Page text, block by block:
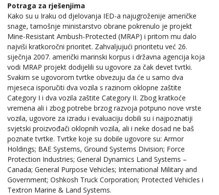
Potraga za rješenjima
Kako su u Iraku od djelovanja IED-a najugroženije američke
snage, tamošnje ministarstvo obrane pokrenulo je projekt
Mine-Resistant Ambush-Protected (MRAP) i pritom mu dalo
najviši kratkoročni prioritet. Zahvaljujući prioritetu već 26.
siječnja 2007. američki marinski korpus i državna agencija koja
vodi MRAP projekt dodijelili su ugovore za čak devet tvrtki.
Svakim se ugovorom tvrtke obvezuju da će u samo dva
mjeseca isporučiti dva vozila s razinom oklopne zaštite
Category I i dva vozila zaštite Category II. Zbog kratkoće
vremena ali i zbog potrebe brzog razvoja potpuno nove vrste
vozila, ugovore za izradu i evaluaciju dobili su i najpoznatiji
svjetski proizvođači oklopnih vozila, ali i neke dosad ne baš
poznate tvrtke. Tvrtke koje su dobile ugovore su: Armor
Holdings; BAE Systems, Ground Systems Division; Force
Protection Industries; General Dynamics Land Systems –
Canada; General Purpose Vehicles; International Military and
Government; Oshkosh Truck Corporation; Protected Vehicles i
Textron Marine & Land Systems.